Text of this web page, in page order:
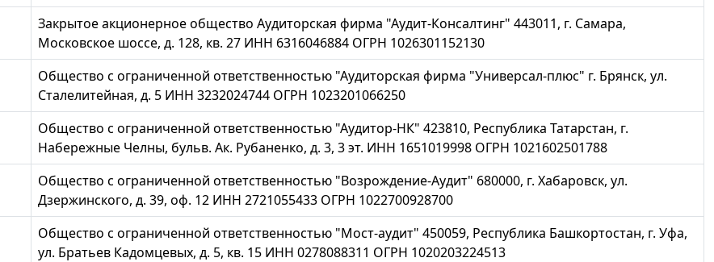
Закрытое акционерное общество Аудиторская фирма "Аудит-Консалтинг" 443011, г. Самара,
Московское шоссе, д. 128, кв. 27 ИНН 6316046884 ОГРН 1026301152130
Общество с ограниченной ответственностью "Аудиторская фирма "Универсал-плюс" г. Брянск, ул.
Сталелитейная, д. 5 ИНН 3232024744 ОГРН 1023201066250
Общество с ограниченной ответственностью "Аудитор-НК" 423810, Республика Татарстан, г.
Набережные Челны, бульв. Ак. Рубаненко, д. 3, 3 эт. ИНН 1651019998 ОГРН 1021602501788
Общество с ограниченной ответственностью "Возрождение-Аудит" 680000, г. Хабаровск, ул.
Дзержинского, д. 39, оф. 12 ИНН 2721055433 ОГРН 1022700928700
Общество с ограниченной ответственностью "Мост-аудит" 450059, Республика Башкортостан, г. Уфа,
ул. Братьев Кадомцевых, д. 5, кв. 15 ИНН 0278088311 ОГРН 1020203224513